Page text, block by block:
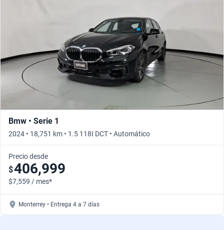
Bmw • Serie 1
2024 • 18,751 km • 1.5 118I DCT • Automático
Precio desde
$406,999
$7,559 / mes*
Monterrey • Entrega 4 a 7 días